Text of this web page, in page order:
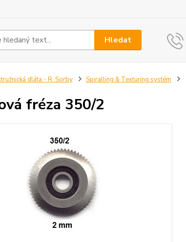
Hledat
dláta - R. Sorby Spiralling & Texturing systém
fréza 350/2